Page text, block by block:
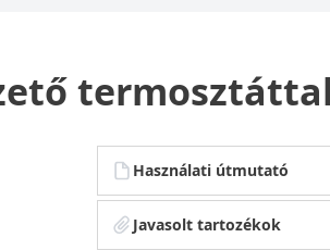
Használati útmutató
Javasolt tartozékok